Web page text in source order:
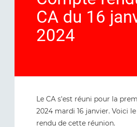
CA du 16
2024
Le CA s'est réuni pour la
2024 mardi 16 janvier. Voici le
rendu de cette réunion.